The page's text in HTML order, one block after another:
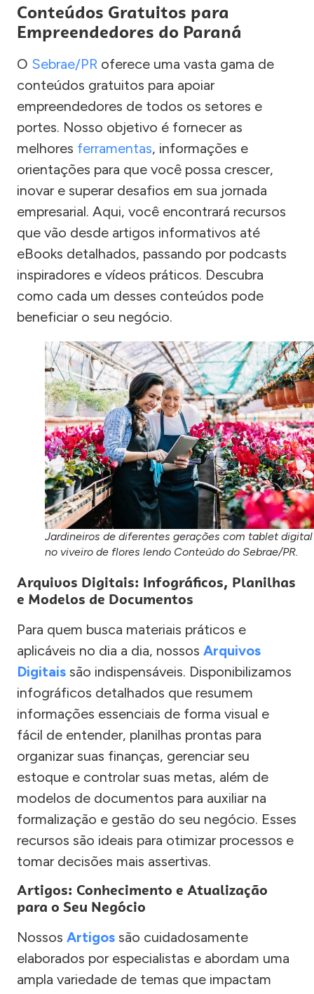
Conteúdos Gratuitos para
Empreendedores do Paraná
O Sebrae/PR oferece uma vasta gama de
conteúdos gratuitos para apoiar
empreendedores de todos os setores e
portes. Nosso objetivo é fornecer as
melhores ferramentas, informações e
orientações para que você possa crescer,
inovar e superar desafios em sua jornada
empresarial. Aqui, você encontrará recursos
que vão desde artigos informativos até
eBooks detalhados, passando por podcasts
inspiradores e vídeos práticos. Descubra
como cada um desses conteúdos pode
beneficiar o seu negócio.
Jardineiros de diferentes gerações com tablet digital
no viveiro de flores lendo Conteúdo do Sebrae/PR.
Arquivos Digitais: Infográficos, Planilhas
e Modelos de Documentos
Para quem busca materiais práticos e
aplicáveis no dia a dia, nossos Arquivos
Digitais são indispensáveis. Disponibilizamos
infográficos detalhados que resumem
informações essenciais de forma visual e
fácil de entender, planilhas prontas para
organizar suas finanças, gerenciar seu
estoque e controlar suas metas, além de
modelos de documentos para auxiliar na
formalização e gestão do seu negócio. Esses
recursos são ideais para otimizar processos e
tomar decisões mais assertivas.
Artigos: Conhecimento e Atualização
para o Seu Negócio
Nossos Artigos são cuidadosamente
elaborados por especialistas e abordam uma
ampla variedade de temas que impactam